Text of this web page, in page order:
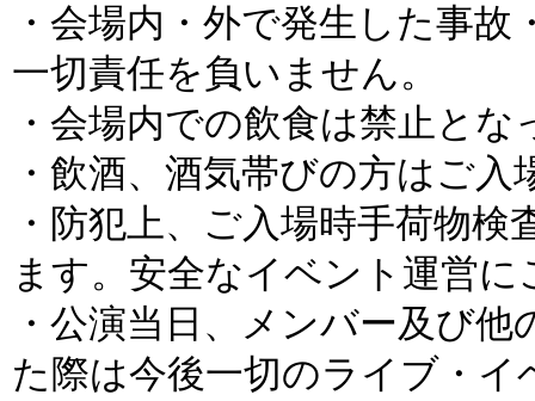
・会場内・外で発生した事
一切責任を負いません。
・会場内での飲食は禁止と
・飲酒、酒気帯びの方はご
・防犯上、ご入場時手荷物
ます。安全なイベント運営
・公演当日、メンバー及び
た際は今後一切のライブ・